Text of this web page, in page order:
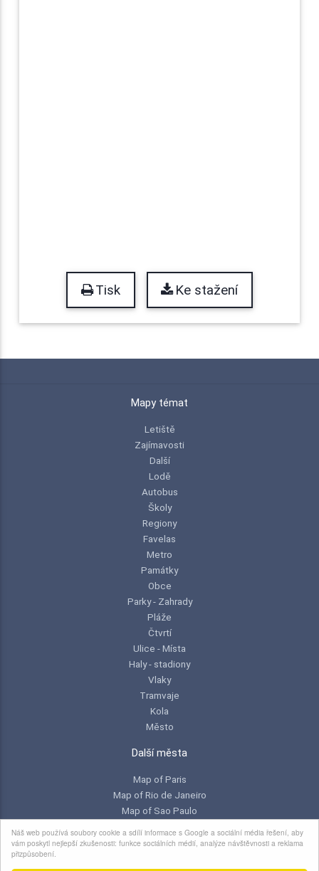
Náš web používá soubory cookie a sdílí informace s Google a sociální média řešení, aby
vám poskytl nejlepší zkušenosti: funkce sociálních médií, analýze návštěvnosti a reklama
přizpůsobení.
Tisk Ke stažení
Mapy témat
Letiště
Zajímavosti
Další
Lodě
Autobus
Školy
Regiony
Favelas
Metro
Památky
Obce
Parky - Zahrady
Pláže
Čtvrtí
Ulice - Místa
Haly - stadiony
Vlaky
Tramvaje
Kola
Město
Další města
Map of Paris
Map of Rio de Janeiro
Map of Sao Paulo